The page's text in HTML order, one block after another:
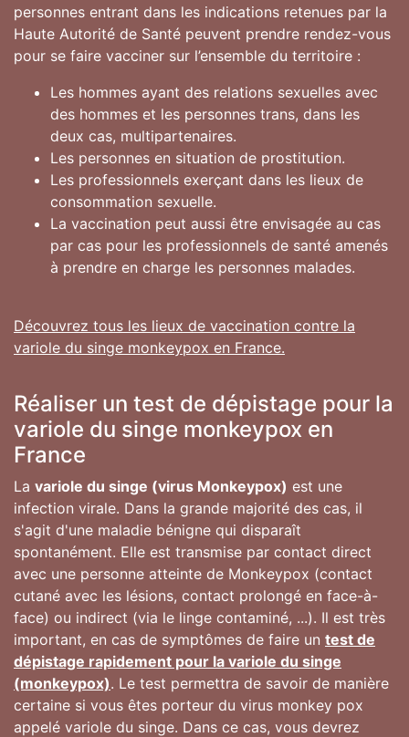
personnes entrant dans les indications retenues par la
Haute Autorité de Santé peuvent prendre rendez-vous
pour se faire vacciner sur l’ensemble du territoire :
Les hommes ayant des relations sexuelles avec
des hommes et les personnes trans, dans les
deux cas, multipartenaires.
Les personnes en situation de prostitution.
Les professionnels exerçant dans les lieux de
consommation sexuelle.
La vaccination peut aussi être envisagée au cas
par cas pour les professionnels de santé amenés
à prendre en charge les personnes malades.
Découvrez tous les lieux de vaccination contre la
variole du singe monkeypox en France.
Réaliser un test de dépistage pour la
variole du singe monkeypox en
France
La variole du singe (virus Monkeypox) est une
infection virale. Dans la grande majorité des cas, il
s'agit d'une maladie bénigne qui disparaît
spontanément. Elle est transmise par contact direct
avec une personne atteinte de Monkeypox (contact
cutané avec les lésions, contact prolongé en face-à-
face) ou indirect (via le linge contaminé, ...). Il est très
important, en cas de symptômes de faire un test de
dépistage rapidement pour la variole du singe
(monkeypox). Le test permettra de savoir de manière
certaine si vous êtes porteur du virus monkey pox
appelé variole du singe. Dans ce cas, vous devrez